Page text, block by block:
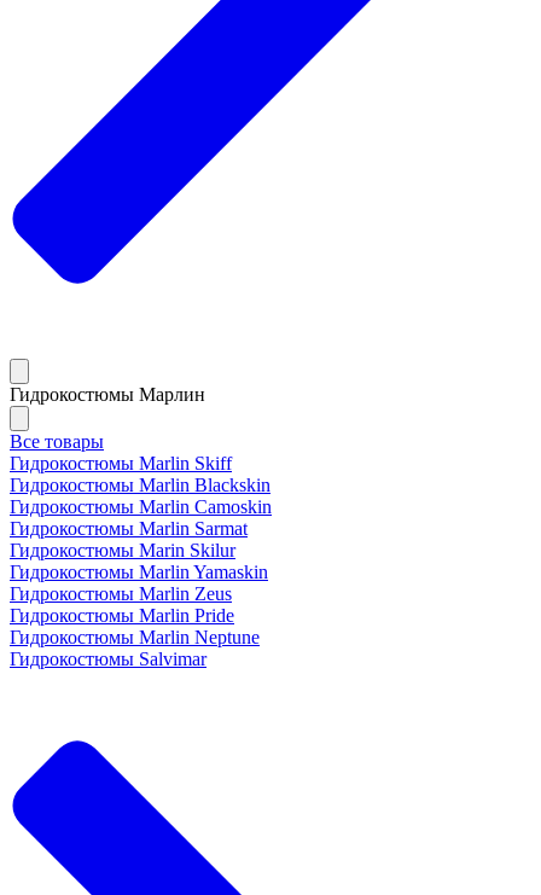
Гидрокостюмы Марлин
Все товары
Гидрокостюмы Marlin Skiff
Гидрокостюмы Marlin Blackskin
Гидрокостюмы Marlin Camoskin
Гидрокостюмы Marlin Sarmat
Гидрокостюмы Marin Skilur
Гидрокостюмы Marlin Yamaskin
Гидрокостюмы Marlin Zeus
Гидрокостюмы Marlin Pride
Гидрокостюмы Marlin Neptune
Гидрокостюмы Salvimar